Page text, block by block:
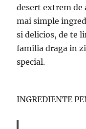
desert extrem de
mai simple
si delicios, de te
familia draga in
special.
INGREDIENTE